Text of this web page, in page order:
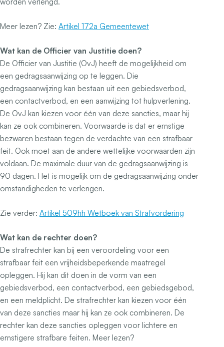
Meer lezen? Zie: Artikel 172a Gemeentewet
Wat kan de Officier van Justitie doen?
De Officier van Justitie (OvJ) heeft de mogelijkheid om
een gedragsaanwijzing op te leggen. Die
gedragsaanwijzing kan bestaan uit een gebiedsverbod,
een contactverbod, en een aanwijzing tot hulpverlening.
De OvJ kan kiezen voor één van deze sancties, maar hij
kan ze ook combineren. Voorwaarde is dat er ernstige
bezwaren bestaan tegen de verdachte van een strafbaar
feit. Ook moet aan de andere wettelijke voorwaarden zijn
voldaan. De maximale duur van de gedragsaanwijzing is
90 dagen. Het is mogelijk om de gedragsaanwijzing onder
omstandigheden te verlengen.
Zie verder: Artikel 509hh Wetboek van Strafvordering
Wat kan de rechter doen?
De strafrechter kan bij een veroordeling voor een
strafbaar feit een vrijheidsbeperkende maatregel
opleggen. Hij kan dit doen in de vorm van een
gebiedsverbod, een contactverbod, een gebiedsgebod,
en een meldplicht. De strafrechter kan kiezen voor één
van deze sancties maar hij kan ze ook combineren. De
rechter kan deze sancties opleggen voor lichtere en
ernstigere strafbare feiten. Meer lezen?